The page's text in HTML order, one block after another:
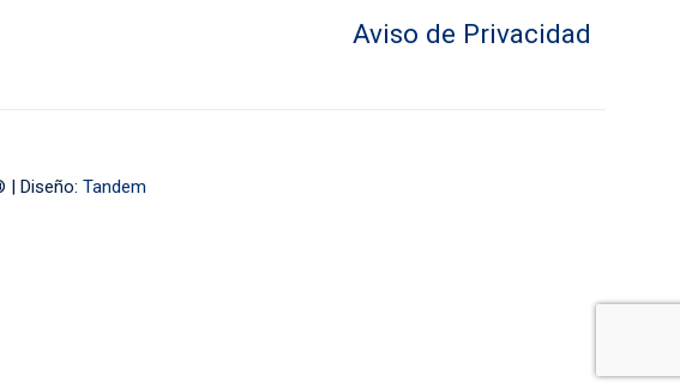
Aviso de Privacidad
| Diseño: Tandem